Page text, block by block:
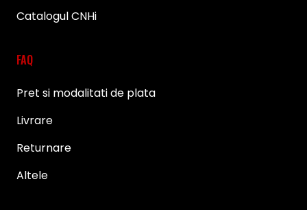
Catalogul CNHi
FAQ
Pret si modalitati de plata
Livrare
Returnare
Altele